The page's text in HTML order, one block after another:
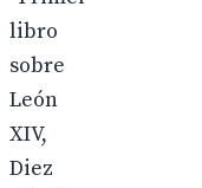
libro
sobre
León
XIV,
Diez